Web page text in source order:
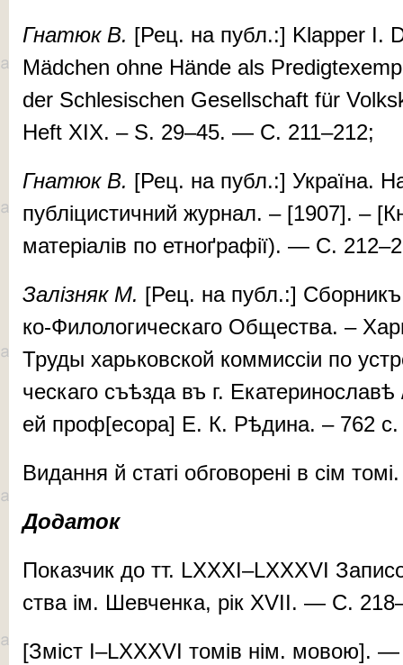
Гна­тюк В. [Рец. на публ.:] Klapper I.
Mäd­chen ohne Hände als
der Schle­sischen Gesellschaft für
Heft XIX. – S. 29–45. — С. 211–212;
Гна­тюк В. [Рец. на публ.:] Ук­ра­ї­на.
пуб­лі­цис­тич­ний жур­нал. – [1907]. –
ма­те­рі­а­лів по ет­ноґ­ра­фії). — С.
За­ліз­няк М. [Рец. на публ.:]
ко-Фи­ло­ло­ги­чес­ка­го Об­щес­тва. –
Тру­ды харь­­ков­ской ком­мис­сіи по
чес­ка­го съѣз­да въ г.
ей проф[есора] Е. К. Рѣ­ди­на. – 762
Ви­дан­ня й ста­ті об­го­во­ре­ні в сім
Додаток
По­каз­чик до тт. LXXXI–LXXXVI
ства ім. Шев­чен­ка, рік XVII. — С.
[Зміст I–LXXXVI то­мів нім. мо­вою].